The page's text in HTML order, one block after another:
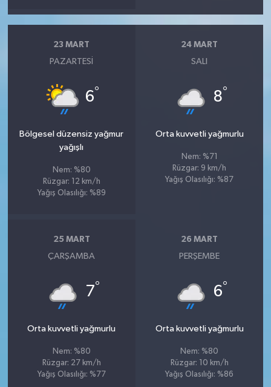
23 MART
PAZARTESI
6°
Bölgesel düzensiz yağmur
yağışlı
Nem: %80
Rüzgar: 12 km/h
Yağış Olasılığı: %89
24 MART
SALI
8°
Orta kuvvetli yağmurlu
Nem: %71
Rüzgar: 9 km/h
Yağış Olasılığı: %87
25 MART
ÇARŞAMBA
7°
Orta kuvvetli yağmurlu
Nem: %80
Rüzgar: 27 km/h
Yağış Olasılığı: %77
26 MART
PERŞEMBE
6°
Orta kuvvetli yağmurlu
Nem: %80
Rüzgar: 10 km/h
Yağış Olasılığı: %86